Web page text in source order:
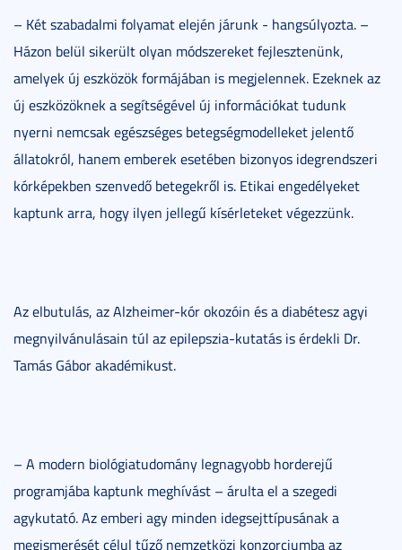
– Két szabadalmi folyamat elején járunk - hangsúlyozta. –
Házon belül sikerült olyan módszereket fejlesztenünk,
amelyek új eszközök formájában is megjelennek. Ezeknek az
új eszközöknek a segítségével új információkat tudunk
nyerni nemcsak egészséges betegségmodelleket jelentő
állatokról, hanem emberek esetében bizonyos idegrendszeri
kórképekben szenvedő betegekről is. Etikai engedélyeket
kaptunk arra, hogy ilyen jellegű kísérleteket végezzünk.
Az elbutulás, az Alzheimer-kór okozóin és a diabétesz agyi
megnyilvánulásain túl az epilepszia-kutatás is érdekli Dr.
Tamás Gábor akadémikust.
– A modern biológiatudomány legnagyobb horderejű
programjába kaptunk meghívást – árulta el a szegedi
agykutató. Az emberi agy minden idegsejttípusának a
megismerését célul tűző nemzetközi konzorciumba az